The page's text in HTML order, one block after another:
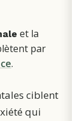
et la
par
.
ciblent
qui